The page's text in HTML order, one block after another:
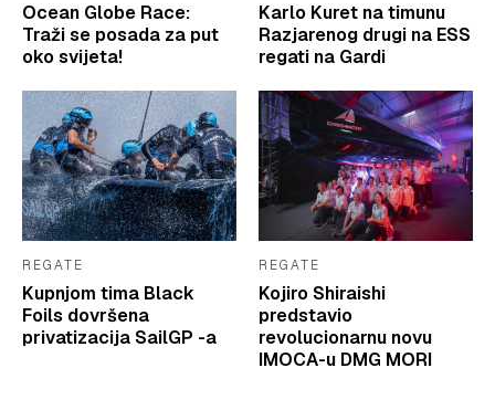
Ocean Globe Race:
Traži se posada za put
oko svijeta!
Karlo Kuret na timunu
Razjarenog drugi na ESS
regati na Gardi
REGATE
Kupnjom tima Black
Foils dovršena
privatizacija SailGP -a
REGATE
Kojiro Shiraishi
predstavio
revolucionarnu novu
IMOCA-u DMG MORI